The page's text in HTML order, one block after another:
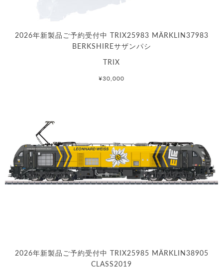
2026年新製品ご予約受付中 TRIX25983 MÄRKLIN37983
BERKSHIREサザンパシ
TRIX
¥30,000
2026年新製品ご予約受付中 TRIX25985 MÄRKLIN38905
CLASS2019